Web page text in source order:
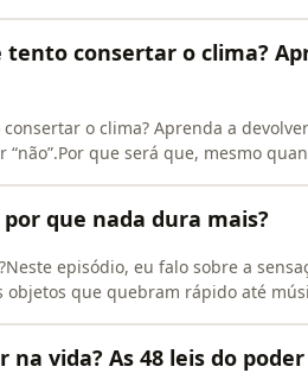
tento consertar o clima?
o clima? Aprenda a
que será que, mesmo
encontros de fim
que nada dura mais?
episódio, eu falo sobre a
que quebram rápido até
vida? As 48 leis do poder